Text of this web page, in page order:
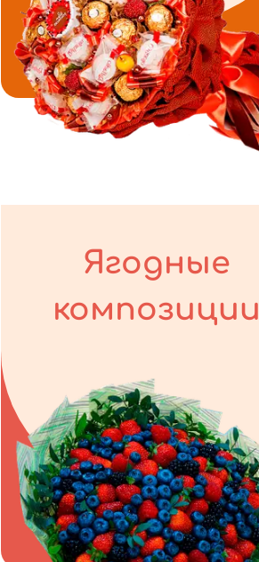
Ягодные
композиции